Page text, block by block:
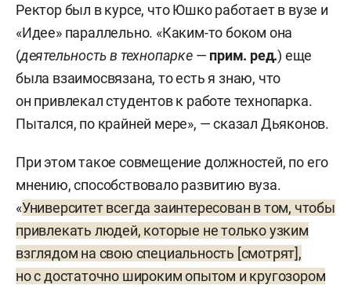
Ректор был в курсе, что Юшко работает в вузе и
«Идее» параллельно. «Каким-то боком она
(деятельность в технопарке— прим. ред.) еще
была взаимосвязана, то есть я знаю, что
он привлекал студентов к работе технопарка.
Пытался, по крайней мере», — сказал Дьяконов.
При этом такое совмещение должностей, по его
мнению, способствовало развитию вуза.
«Университет всегда заинтересован в том, чтобы
привлекать людей, которые не только узким
взглядом на свою специальность [смотрят],
но с достаточно широким опытом и кругозором